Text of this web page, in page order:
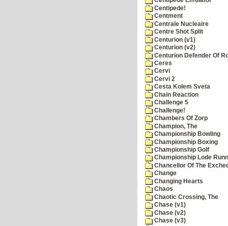
Centipede!
Centment
Centrale Nucleaire
Centre Shot Split
Centurion (v1)
Centurion (v2)
Centurion Defender Of
Ceres
Cervi
Cervi 2
Cesta Kolem Sveta
Chain Reaction
Challenge 5
Challenge!
Chambers Of Zorp
Champion, The
Championship Bowling
Championship Boxing
Championship Golf
Championship Lode
Chancellor Of The
Change
Changing Hearts
Chaos
Chaotic Crossing, The
Chase (v1)
Chase (v2)
Chase (v3)